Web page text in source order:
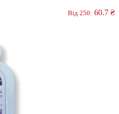
Від 250: 60.7 ₴